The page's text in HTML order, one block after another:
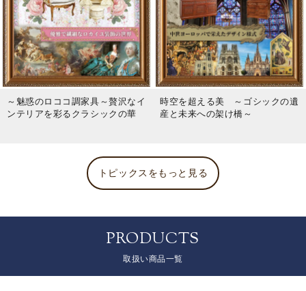
～魅惑のロココ調家具～贅沢なイ
ンテリアを彩るクラシックの華
時空を超える美 ～ゴシックの遺
産と未来への架け橋～
トピックスをもっと見る
PRODUCTS
取扱い商品一覧